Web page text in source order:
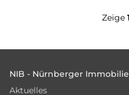
Zeige
NIB - Nürnberger
Aktuelles